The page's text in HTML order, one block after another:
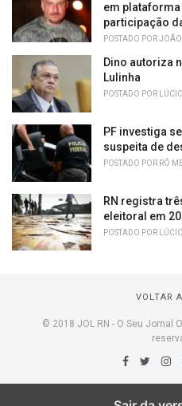
em
participação
POSTADO PORJOÃO
Dino autoriza
Lulinha
POSTADO POR
PF investiga
suspeita de
POSTADO POR RÔ
RN registra
eleitoral em
POSTADO POR
VOLTAR
© 2018 JOL RN - O Seu Jornal